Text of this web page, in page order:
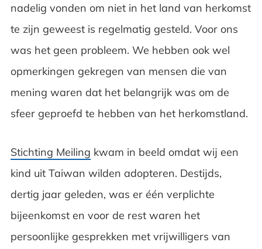
nadelig vonden om niet in het land van herkomst
te zijn geweest is regelmatig gesteld. Voor ons
was het geen probleem. We hebben ook wel
opmerkingen gekregen van mensen die van
mening waren dat het belangrijk was om de
sfeer geproefd te hebben van het herkomstland.
Stichting Meiling kwam in beeld omdat wij een
kind uit Taiwan wilden adopteren. Destijds,
dertig jaar geleden, was er één verplichte
bijeenkomst en voor de rest waren het
persoonlijke gesprekken met vrijwilligers van